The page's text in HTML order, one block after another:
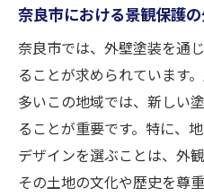
奈良市における景観保護
奈良市では、外壁塗装を通
ることが求められています
多いこの地域では、新しい
ることが重要です。特に、
デザインを選ぶことは、外
その土地の文化や歴史を尊